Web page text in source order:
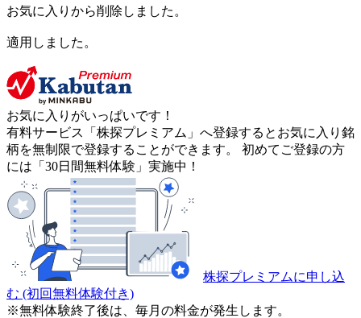
お気に入りから削除しました。
適用しました。
お気に入りがいっぱいです！
有料サービス「株探プレミアム」へ登録するとお気に入り銘
柄を無制限で登録することができます。 初めてご登録の方
には「30日間無料体験」実施中！
株探プレミアムに申し込
む (初回無料体験付き)
※無料体験終了後は、毎月の料金が発生します。